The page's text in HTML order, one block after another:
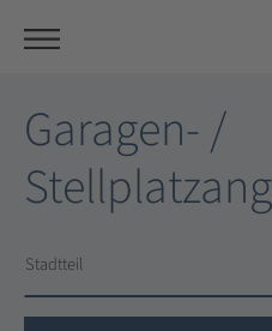
Garagen- /
Stadtteil